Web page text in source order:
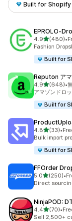
Built for Shopify
4.95つ星中
(480)
合計レビュー•
Fashion
Built for
Reputon ア
4.95つ星中
(648)
合計レビュー•
アマゾンドロ
Built for
4.85つ星中
(33)
合計レビュー数
•
Bulk import
Built for
FFOrder
5.05つ星中
(250)
合計レビュー
•
Direct
NinjaPOD:
4.45つ星中
(70)
合計レビュー
•
Sell 2,500+